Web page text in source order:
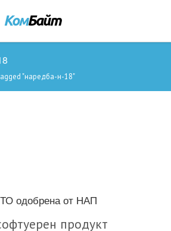
"наредба-н-18"
одобрена от НАП
продукт